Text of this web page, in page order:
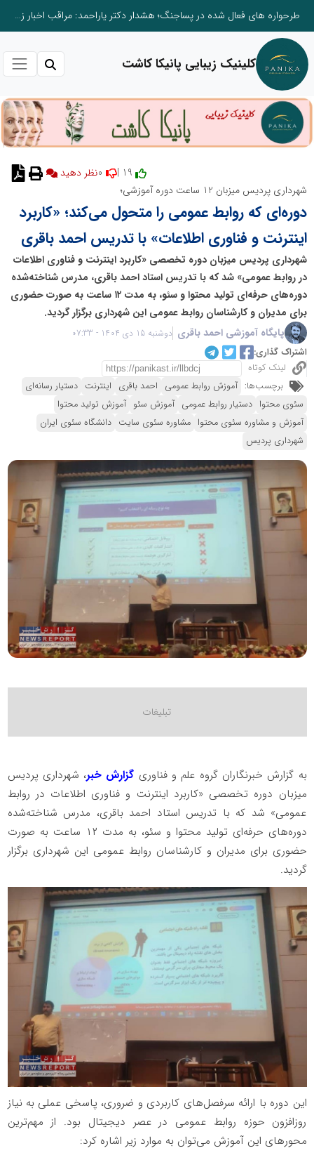
طرحواره های فعال شده در پساجنگ؛ هشدار دکتر یاراحمد: مراقب اخبار زرد و واکنش های هیجانی باشید
کلینیک زیبایی پانیکا کاشت
نظر دهید
شهرداری پردیس میزبان 12 ساعت دوره آموزشی؛
دوره‌ای که روابط عمومی را متحول می‌کند؛ «کاربرد
اینترنت و فناوری اطلاعات» با تدریس احمد باقری
شهرداری پردیس میزبان دوره تخصصی «کاربرد اینترنت و فناوری اطلاعات
در روابط عمومی» شد که با تدریس استاد احمد باقری، مدرس شناخته‌شده
دوره‌های حرفه‌ای تولید محتوا و سئو، به مدت ۱۲ ساعت به صورت حضوری
برای مدیران و کارشناسان روابط عمومی این شهرداری برگزار گردید.
پایگاه آموزشی احمد باقری دوشنبه 15 دی 1404 - 07:33
اشتراک گذاری:
لینک کوتاه
برچسب‌ها: آموزش روابط عمومی احمد باقری اینترنت دستیار رسانه‌ای
سئوی محتوا دستیار روابط عمومی آموزش سئو آموزش تولید محتوا
آموزش و مشاوره سئوی محتوا مشاوره سئوی سایت دانشگاه سئوی ایران
شهرداری پردیس
به گزارش خبرنگاران گروه علم و فناوری گزارش خبر، شهرداری پردیس
میزبان دوره تخصصی «کاربرد اینترنت و فناوری اطلاعات در روابط
عمومی» شد که با تدریس استاد احمد باقری، مدرس شناخته‌شده
دوره‌های حرفه‌ای تولید محتوا و سئو، به مدت ۱۲ ساعت به صورت
حضوری برای مدیران و کارشناسان روابط عمومی این شهرداری برگزار
گردید.
این دوره با ارائه سرفصل‌های کاربردی و ضروری، پاسخی عملی به نیاز
روزافزون حوزه روابط عمومی در عصر دیجیتال بود. از مهم‌ترین
محورهای این آموزش می‌توان به موارد زیر اشاره کرد: